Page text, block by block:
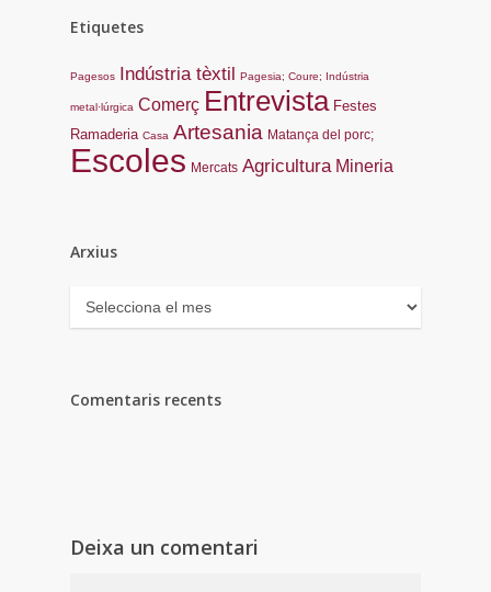
Etiquetes
Pagesos Indústria tèxtil Pagesia; Coure; Indústria
metal·lúrgica Comerç Entrevista Festes
Ramaderia Casa Artesania Matança del porc;
Escoles Mercats Agricultura Mineria
Arxius
Comentaris recents
Deixa un comentari